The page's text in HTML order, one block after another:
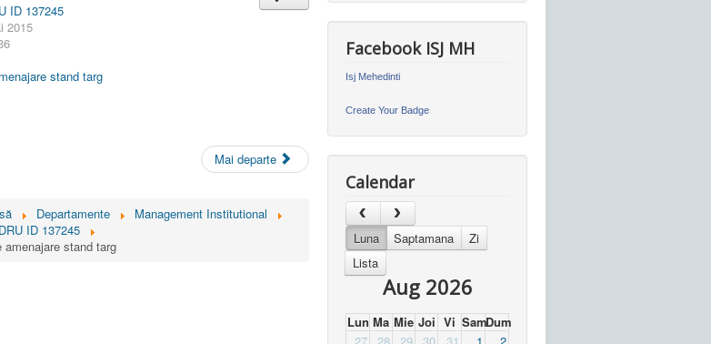
ID 137245
2015
stand targ
Mai departe
Departamente
Management Institutional
ID 137245
stand targ
Facebook ISJ MH
Isj Mehedinti
Create Your Badge
Calendar
Luna Saptamana
Zi
Lista
Aug 2026
Lun Ma Mie Joi Vi SamDum
27
28 29 30 31 1 2